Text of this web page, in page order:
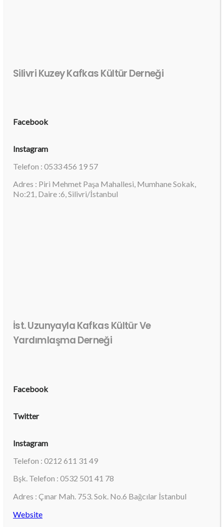
Silivri Kuzey Kafkas Kültür Derneği
Facebook
Instagram
Telefon : 0533 456 19 57
Adres : Piri Mehmet Paşa Mahallesi, Mumhane Sokak,
No:21, Daire :6, Silivri/İstanbul
İst. Uzunyayla Kafkas Kültür Ve
Yardımlaşma Derneği
Facebook
Twitter
Instagram
Telefon : 0212 611 31 49
Bşk. Telefon : 0532 501 41 78
Adres : Çınar Mah. 753. Sok. No.6 Bağcılar İstanbul
Website